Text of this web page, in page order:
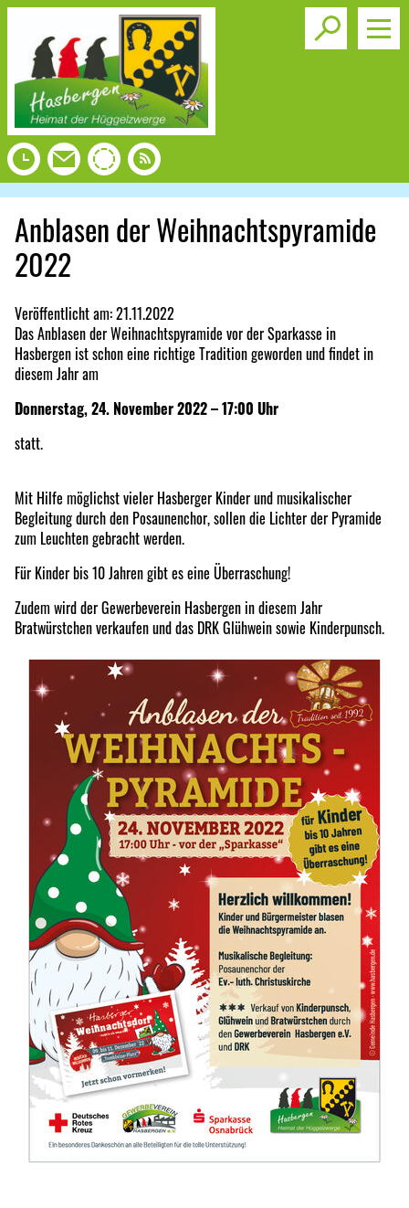
Toggle
Anblasen der Weihnachtspyramide
2022
Veröffentlicht am:21.11.2022
Das Anblasen der Weihnachtspyramide vor der Sparkasse in
Hasbergen ist schon eine richtige Tradition geworden und findet in
diesem Jahr am
Donnerstag, 24. November 2022 – 17:00 Uhr
statt.
Mit Hilfe möglichst vieler Hasberger Kinder und musikalischer
Begleitung durch den Posaunenchor, sollen die Lichter der Pyramide
zum Leuchten gebracht werden.
Für Kinder bis 10 Jahren gibt es eine Überraschung!
Zudem wird der Gewerbeverein Hasbergen in diesem Jahr
Bratwürstchen verkaufen und das DRK Glühwein sowie Kinderpunsch.